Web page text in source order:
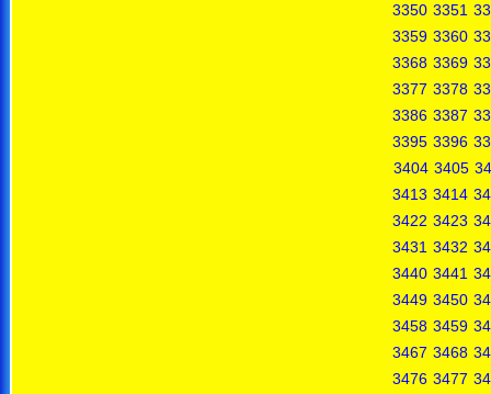
3350 3351
3359 3360
3368 3369
3377 3378
3386 3387
3395 3396
3404 3405
3413 3414
3422 3423
3431 3432
3440 3441
3449 3450
3458 3459
3467 3468
3476 3477